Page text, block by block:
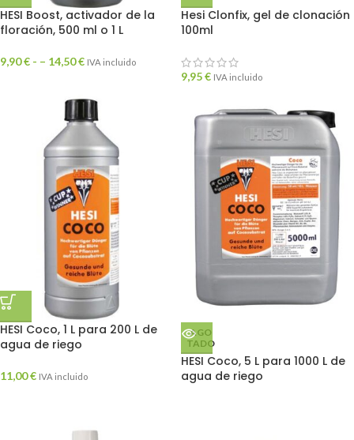
HESI Boost, activador de la
floración, 500 ml o 1 L
9,90€ - – 14,50€ IVA incluido
Hesi Clonfix, gel de clonación
100ml
9,95€ IVA incluido
HESI Coco, 1 L para 200 L de
agua de riego
11,00€ IVA incluido
AGO
TADO
HESI Coco, 5 L para 1000 L de
agua de riego